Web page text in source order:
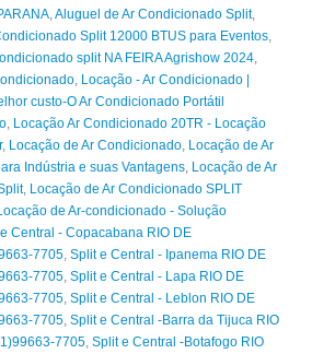
Aluguel de Ar Condicionado Split,
Split 12000 BTUS para Eventos
split NA FEIRA Agrishow 2024
Locação - Ar Condicionado |
custo-O Ar Condicionado Portátil
Locação Ar Condicionado 20TR - Locação
, Locação de Ar Condicionado Locação de Ar
Indústria e suas Vantagens Locação de Ar
, Locação de Ar Condicionado SPLIT
de Ar-condicionado - Solução
Central - Copacabana RIO DE
7705 Split e Central - Ipanema RIO DE
7705 Split e Central - Lapa RIO DE
7705 Split e Central - Leblon RIO DE
7705 Split e Central -Barra da Tijuca RIO
7705 Split e Central -Botafogo RIO